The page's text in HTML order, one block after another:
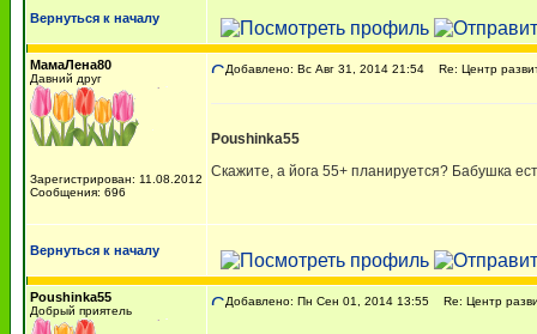
Вернуться к началу
МамаЛена80
Давний друг
Зарегистрирован: 11.08.2012
Сообщения: 696
Добавлено: Вс Авг 31, 2014 21:54 Re: Центр
Poushinka55
Скажите, а йога 55+ планируется? Бабушка
Вернуться к началу
Poushinka55
Добрый приятель
Добавлено: Пн Сен 01, 2014 13:55 Re: Центр